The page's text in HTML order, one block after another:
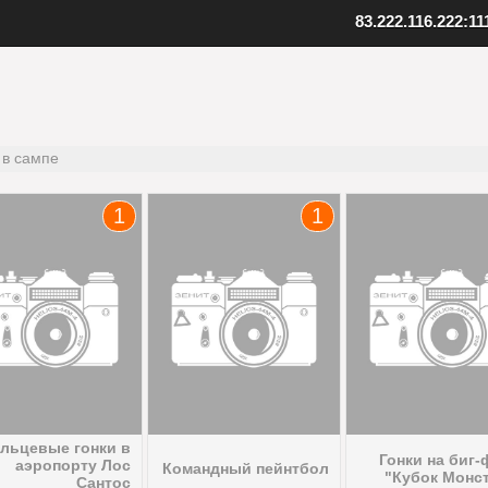
SAMP
файл клиента
открыв файл samp.exe
сампе
1
гонки в
аэропорту Лос
Сантос
1
Командный пейнтбол
Гонки на биг-
"Кубок